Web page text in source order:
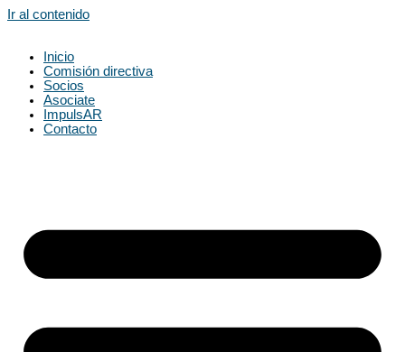
Ir al contenido
Inicio
Comisión directiva
Socios
Asociate
ImpulsAR
Contacto